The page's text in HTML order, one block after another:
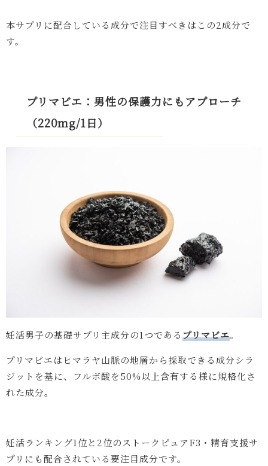
本サプリに配合している成分で注目すべきはこの2成分で
す。
プリマビエ：男性の保護力にもアプローチ
（220mg/1日）
妊活男子の基礎サプリ主成分の1つであるプリマビエ。
プリマビエはヒマラヤ山脈の地層から採取できる成分シラ
ジットを基に、フルボ酸を50%以上含有する様に規格化さ
れた成分。
妊活ランキング1位と2位のストークピュアF3・精育支援サ
プリにも配合されている要注目成分です。